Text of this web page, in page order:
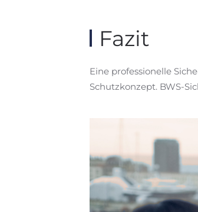
Fazit
Eine professionelle
Schutzkonzept. BWS-